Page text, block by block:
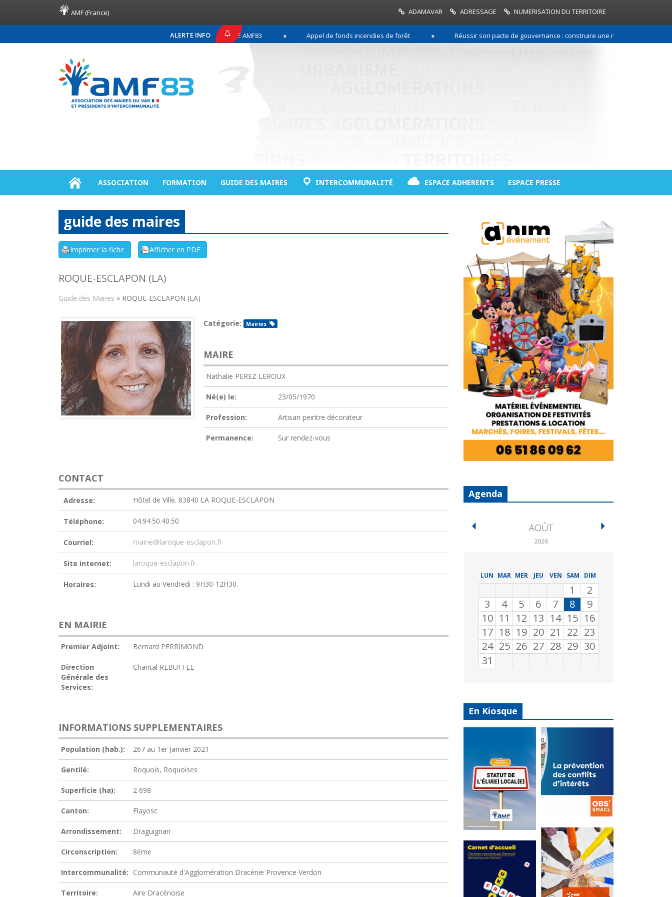
AMF (France) ADAMAVAR ADRESSAGE NUMERISATION DU TERRITOIRE
ALERTE INFO
COMMUNIQUÉ DE PRESSE AMF83 Appel de fonds incendies de forêt Réussir son pacte de gouvernance : construire une relation de confiance
ASSOCIATION FORMATION GUIDE DES MAIRES INTERCOMMUNALITÉ ESPACE ADHERENTS ESPACE PRESSE
guide des maires
ROQUE-ESCLAPON (LA)
Guide des Maires » ROQUE-ESCLAPON (LA)
Catégorie: Mairies
MAIRE
Nathalie PEREZ LEROUX
Né(e) le: 23/05/1970
Profession: Artisan peintre décorateur
Permanence: Sur rendez-vous
CONTACT
Adresse: Hôtel de Ville. 83840 LA ROQUE-ESCLAPON
Téléphone: 04.94.50.40.50
Courriel: mairie@laroque-esclapon.fr
Site internet: laroque-esclapon.fr
Horaires: Lundi au Vendredi : 9H30-12H30.
EN MAIRIE
Premier Adjoint: Bernard PERRIMOND
Direction
Générale des
Services:
Chantal REBUFFEL
INFORMATIONS SUPPLEMENTAIRES
Population (hab.): 267 au 1er Janvier 2021
Gentilé: Roquois, Roquoises
Superficie (ha): 2 698
Canton: Flayosc
Arrondissement: Draguignan
Circonscription: 8ème
Intercommunalité: Communauté d'Agglomération Dracénie Provence Verdon
Territoire: Aire Dracénoise
Agenda
AOÛT
2026
LUN MAR MER JEU VEN SAM DIM
1
2
3
4 5 6 7 8
9
10 11 12 13 14 15 16
17 18 19 20 21 22 23
24 25 26 27 28 29 30
31
En Kiosque
Statut de
l’élu local
Mise à jour avril
2024
La
prévention
des conflits
d’intérêts
18 septembre 2023
FEUILLETER